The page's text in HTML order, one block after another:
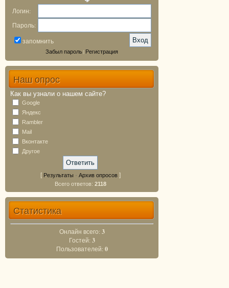
Логин:
Пароль:
запомнить
Забыл пароль| Регистрация
Наш опрос
Как вы узнали о нашем сайте?
Google
Яндекс
Rambler
Mail
Вконтакте
Другое
[ Результаты · Архив опросов]
Всего ответов: 2118
Статистика
Онлайн всего: 3
Гостей: 3
Пользователей: 0